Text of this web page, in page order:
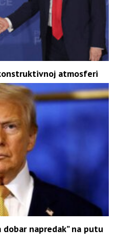
atmosferi
dobar napredak” na putu